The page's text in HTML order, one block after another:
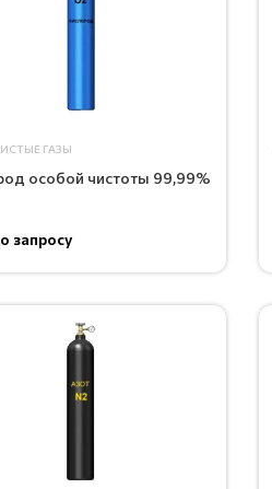
ГАЗЫ
особой чистоты 99,99%
запросу